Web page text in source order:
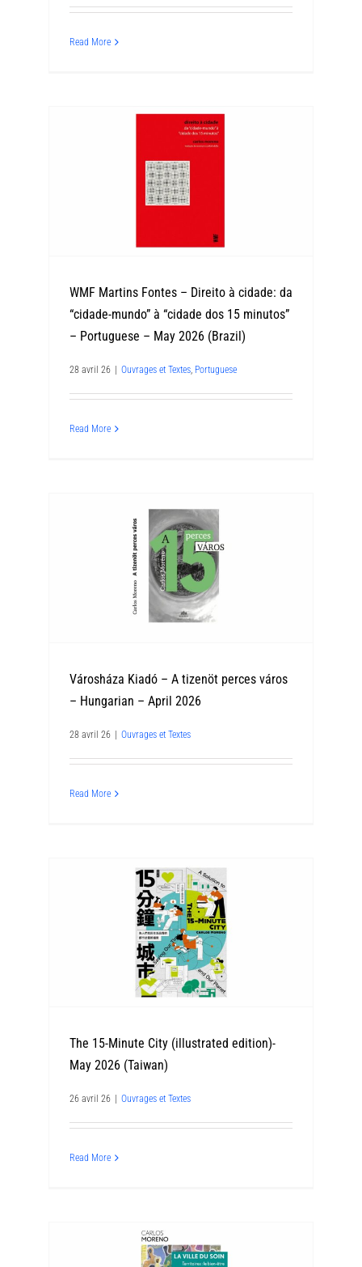
Read More
WMF Martins Fontes – Direito à cidade: da
“cidade-mundo” à “cidade dos 15 minutos”
– Portuguese – May 2026 (Brazil)
28 avril 26 | Ouvrages et Textes, Portuguese
Read More
Városháza Kiadó – A tizenöt perces város
– Hungarian – April 2026
28 avril 26 | Ouvrages et Textes
Read More
The 15-Minute City (illustrated edition)-
May 2026 (Taiwan)
26 avril 26 Ouvrages et Textes
Read More